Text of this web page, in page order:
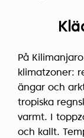
På
klimatzoner:
ängar och
tropiska
varmt. I
och kallt.